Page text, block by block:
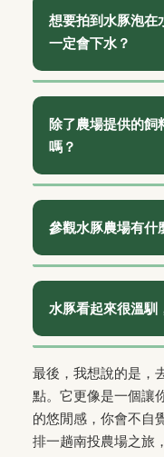
的動線是平坦的
力，不像有些山坡
多元，當小孩對
上可以轉換場景
來卻鬧脾氣」的
身高友善，家長
場雖然互動性高
大。
想要拍到水豚泡在
一定會下水？
情。提高成功率
往。水豚下水主
末到秋初，尤其
機率最高。冬天
陽。你可以觀察
們進出窩棚的必
除了農場提供的飼
嗎？
自己帶的蔬菜可能
本不是水豚適合
硬、某些菜類有
適，重則可能中
安全處理的。請
料，也是支持他
參觀水豚農場有什
重要，請穿防滑
鞋），不要穿拖鞋
土、水或動物排泄
褲，避免太飄逸
妨礙蹲下。記得帶
乳）和
防蚊液（戶
用後背包，空出
水豚看起來很溫馴
圈養）。最大的
為」。首先，牠
斷堅硬的植物莖幹
如果你用手指捏
最後，我想說的是，
點。它更像是一個讓
的悠閒感，你會不自
排一趟南投農場之旅